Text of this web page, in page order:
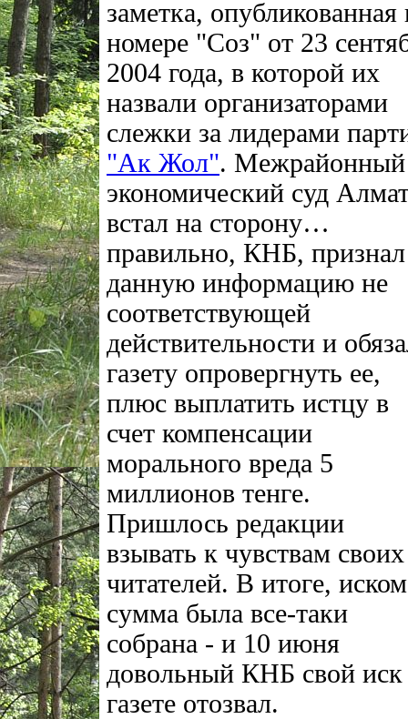
заметка, опубликованная
номере "Соз" от 23
2004 года, в которой их
назвали организаторами
слежки за лидерами
"Ак Жол". Межрайонный
экономический суд
встал на сторону…
правильно, КНБ, признал
данную информацию не
соответствующей
действительности и
газету опровергнуть ее,
плюс выплатить истцу в
счет компенсации
морального вреда 5
миллионов тенге.
Пришлось редакции
взывать к чувствам своих
читателей. В итоге,
сумма была все-таки
собрана - и 10 июня
довольный КНБ свой иск
газете отозвал.